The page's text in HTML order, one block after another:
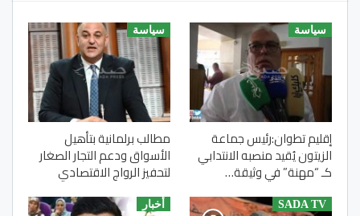
سياسة
إقليم تطوان:رئيس جماعة
الزيتون يُقيد منصبه الانتدابي
كـ “مهنة” في وثيقة…
سياسة
مطالب برلمانية بتأهيل
الأسواق ودعم التجار الصغار
لتحفيز الرواج الاقتصادي
SADA TV أخبار